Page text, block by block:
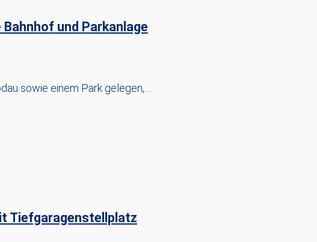
und Parkanlage
sowie einem Park gelegen,…
Tiefgaragenstellplatz